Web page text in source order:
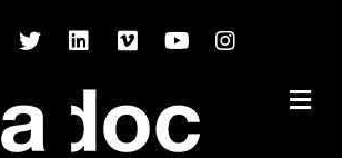
Twitter Linkedin Vimeo Youtube Instagram